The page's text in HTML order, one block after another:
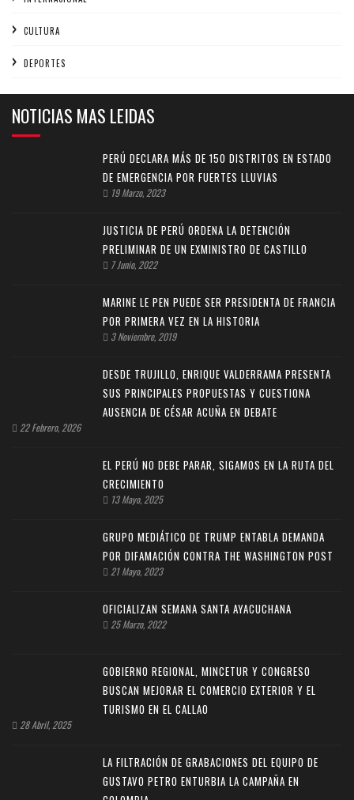
CULTURA
DEPORTES
NOTICIAS MAS LEIDAS
PERÚ DECLARA MÁS DE 150 DISTRITOS EN ESTADO
DE EMERGENCIA POR FUERTES LLUVIAS
19 Marzo, 2023
JUSTICIA DE PERÚ ORDENA LA DETENCIÓN
PRELIMINAR DE UN EXMINISTRO DE CASTILLO
7 Junio, 2022
MARINE LE PEN PUEDE SER PRESIDENTA DE FRANCIA
POR PRIMERA VEZ EN LA HISTORIA
3 Noviembre, 2019
DESDE TRUJILLO, ENRIQUE VALDERRAMA PRESENTA
SUS PRINCIPALES PROPUESTAS Y CUESTIONA
AUSENCIA DE CÉSAR ACUÑA EN DEBATE
22 Febrero, 2026
EL PERÚ NO DEBE PARAR, SIGAMOS EN LA RUTA DEL
CRECIMIENTO
13 Mayo, 2025
GRUPO MEDIÁTICO DE TRUMP ENTABLA DEMANDA
POR DIFAMACIÓN CONTRA THE WASHINGTON POST
21 Mayo, 2023
OFICIALIZAN SEMANA SANTA AYACUCHANA
25 Marzo, 2022
GOBIERNO REGIONAL, MINCETUR Y CONGRESO
BUSCAN MEJORAR EL COMERCIO EXTERIOR Y EL
TURISMO EN EL CALLAO
28 Abril, 2025
LA FILTRACIÓN DE GRABACIONES DEL EQUIPO DE
GUSTAVO PETRO ENTURBIA LA CAMPAÑA EN